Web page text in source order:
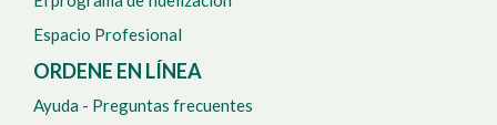
Espacio Profesional
ORDENE EN LÍNEA
Ayuda - Preguntas frecuentes